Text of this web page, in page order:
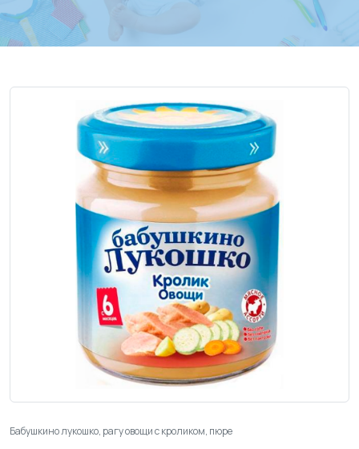
Бабушкино лукошко, рагу овощи с кроликом, пюре